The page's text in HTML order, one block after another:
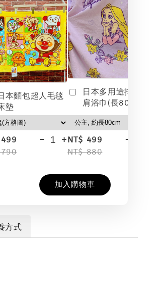
本麵包超人毛毯
墊
- +
日本多用途排釦披
肩浴巾(長80cm)
NT$ 499
NT$ 880
-
加入購物車
方式